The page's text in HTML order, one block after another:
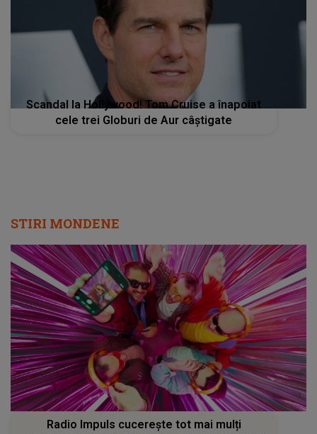
Scandal la Hollywood! Tom Cruise a înapoiat
cele trei Globuri de Aur câştigate
STIRI MONDENE
Radio Impuls cucerește tot mai mulți